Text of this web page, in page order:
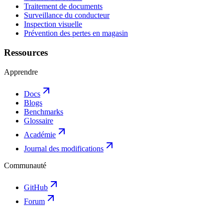
Traitement de documents
Surveillance du conducteur
Inspection visuelle
Prévention des pertes en magasin
Ressources
Apprendre
Docs
Blogs
Benchmarks
Glossaire
Académie
Journal des modifications
Communauté
GitHub
Forum